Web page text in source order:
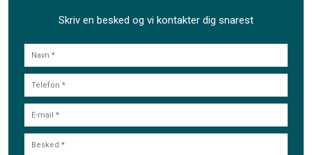
Skriv en besked og vi kontakter dig snarest